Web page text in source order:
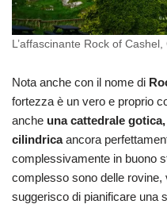
L’affascinante Rock of
Nota anche con il nome di
fortezza è un vero e proprio
anche una cattedrale
cilindricaancora
complessivamente in buono
complesso sono delle rovine,
suggerisco di pianificare una